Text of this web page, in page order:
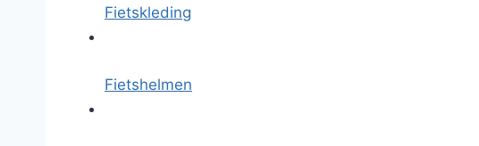
Fietskleding
Fietshelmen